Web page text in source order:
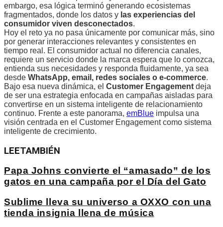
embargo, esa lógica terminó generando ecosistemas
fragmentados, donde los datos y las experiencias del
consumidor viven desconectados.
Hoy el reto ya no pasa únicamente por comunicar más, sino
por generar interacciones relevantes y consistentes en
tiempo real. El consumidor actual no diferencia canales,
requiere un servicio donde la marca espera que lo conozca,
entienda sus necesidades y responda fluidamente, ya sea
desde WhatsApp, email, redes sociales o e-commerce.
Bajo esa nueva dinámica, el Customer Engagement deja
de ser una estrategia enfocada en campañas aisladas para
convertirse en un sistema inteligente de relacionamiento
continuo. Frente a este panorama, emBlue impulsa una
visión centrada en el Customer Engagement como sistema
inteligente de crecimiento.
LEETAMBIÉN
Papa Johns convierte el “amasado” de los
gatos en una campaña por el Día del Gato
Sublime lleva su universo a OXXO con una
tienda insignia llena de música